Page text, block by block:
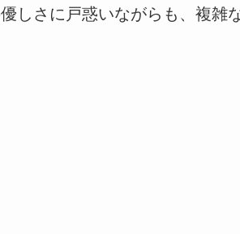
しさに戸惑いながらも、複雑